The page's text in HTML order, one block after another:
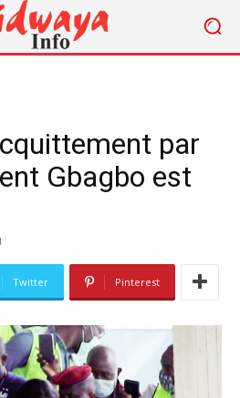
par
Gbagbo est
Twitter Pinterest